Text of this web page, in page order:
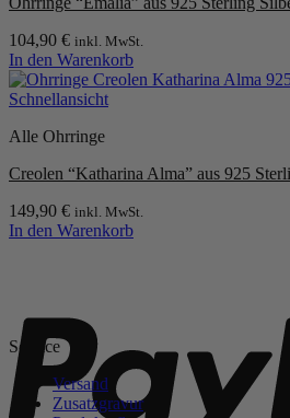
104,90 € inkl. MwSt.
In den Warenkorb
Schnellansicht
Alle Ohrringe
Creolen “Katharina Alma” aus 925
149,90 € inkl. MwSt.
In den Warenkorb
Service
Versand
Zusatzgravur